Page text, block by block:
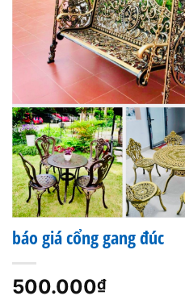
báo giá cổng gang đúc
500.000₫